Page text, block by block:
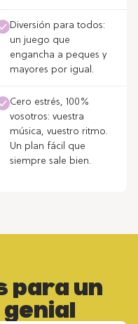
Diversión para todos:
un juego que
engancha a peques y
mayores por igual.
Cero estrés, 100%
vosotros: vuestra
música, vuestro ritmo.
Un plan fácil que
siempre sale bien.
para un